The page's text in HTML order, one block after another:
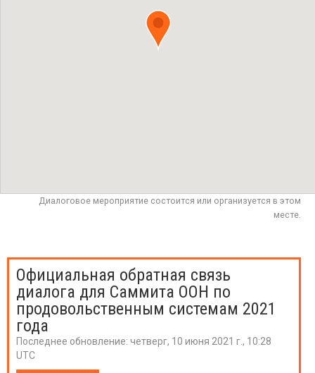
Диалоговое мероприятие состоится или организуется в этом
месте.
Официальная обратная связь
диалога для Саммита ООН по
продовольственным системам 2021
года
Последнее обновление: четверг, 10 июня 2021 г., 10:28
UTC